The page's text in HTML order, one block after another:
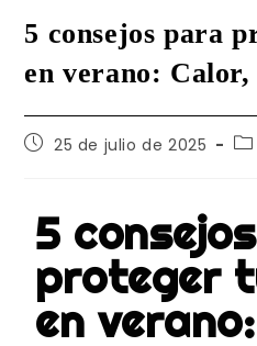
5 consejos para
en verano: Calor,
25 de julio de 2025
5
proteger
en